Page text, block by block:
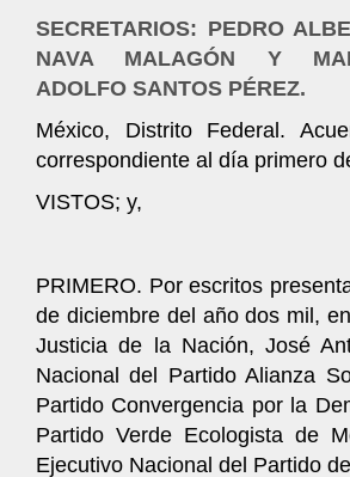
SECRETARIOS: PEDRO
NAVA MALAGÓN Y
ADOLFO SANTOS PÉREZ.
México, Distrito Federal.
correspondiente al día primero
VISTOS; y,
PRIMERO. Por escritos
de diciembre del año dos mil,
Justicia de la Nación, José
Nacional del Partido Alianza
Partido Convergencia por la
Partido Verde Ecologista de
Ejecutivo Nacional del Partido